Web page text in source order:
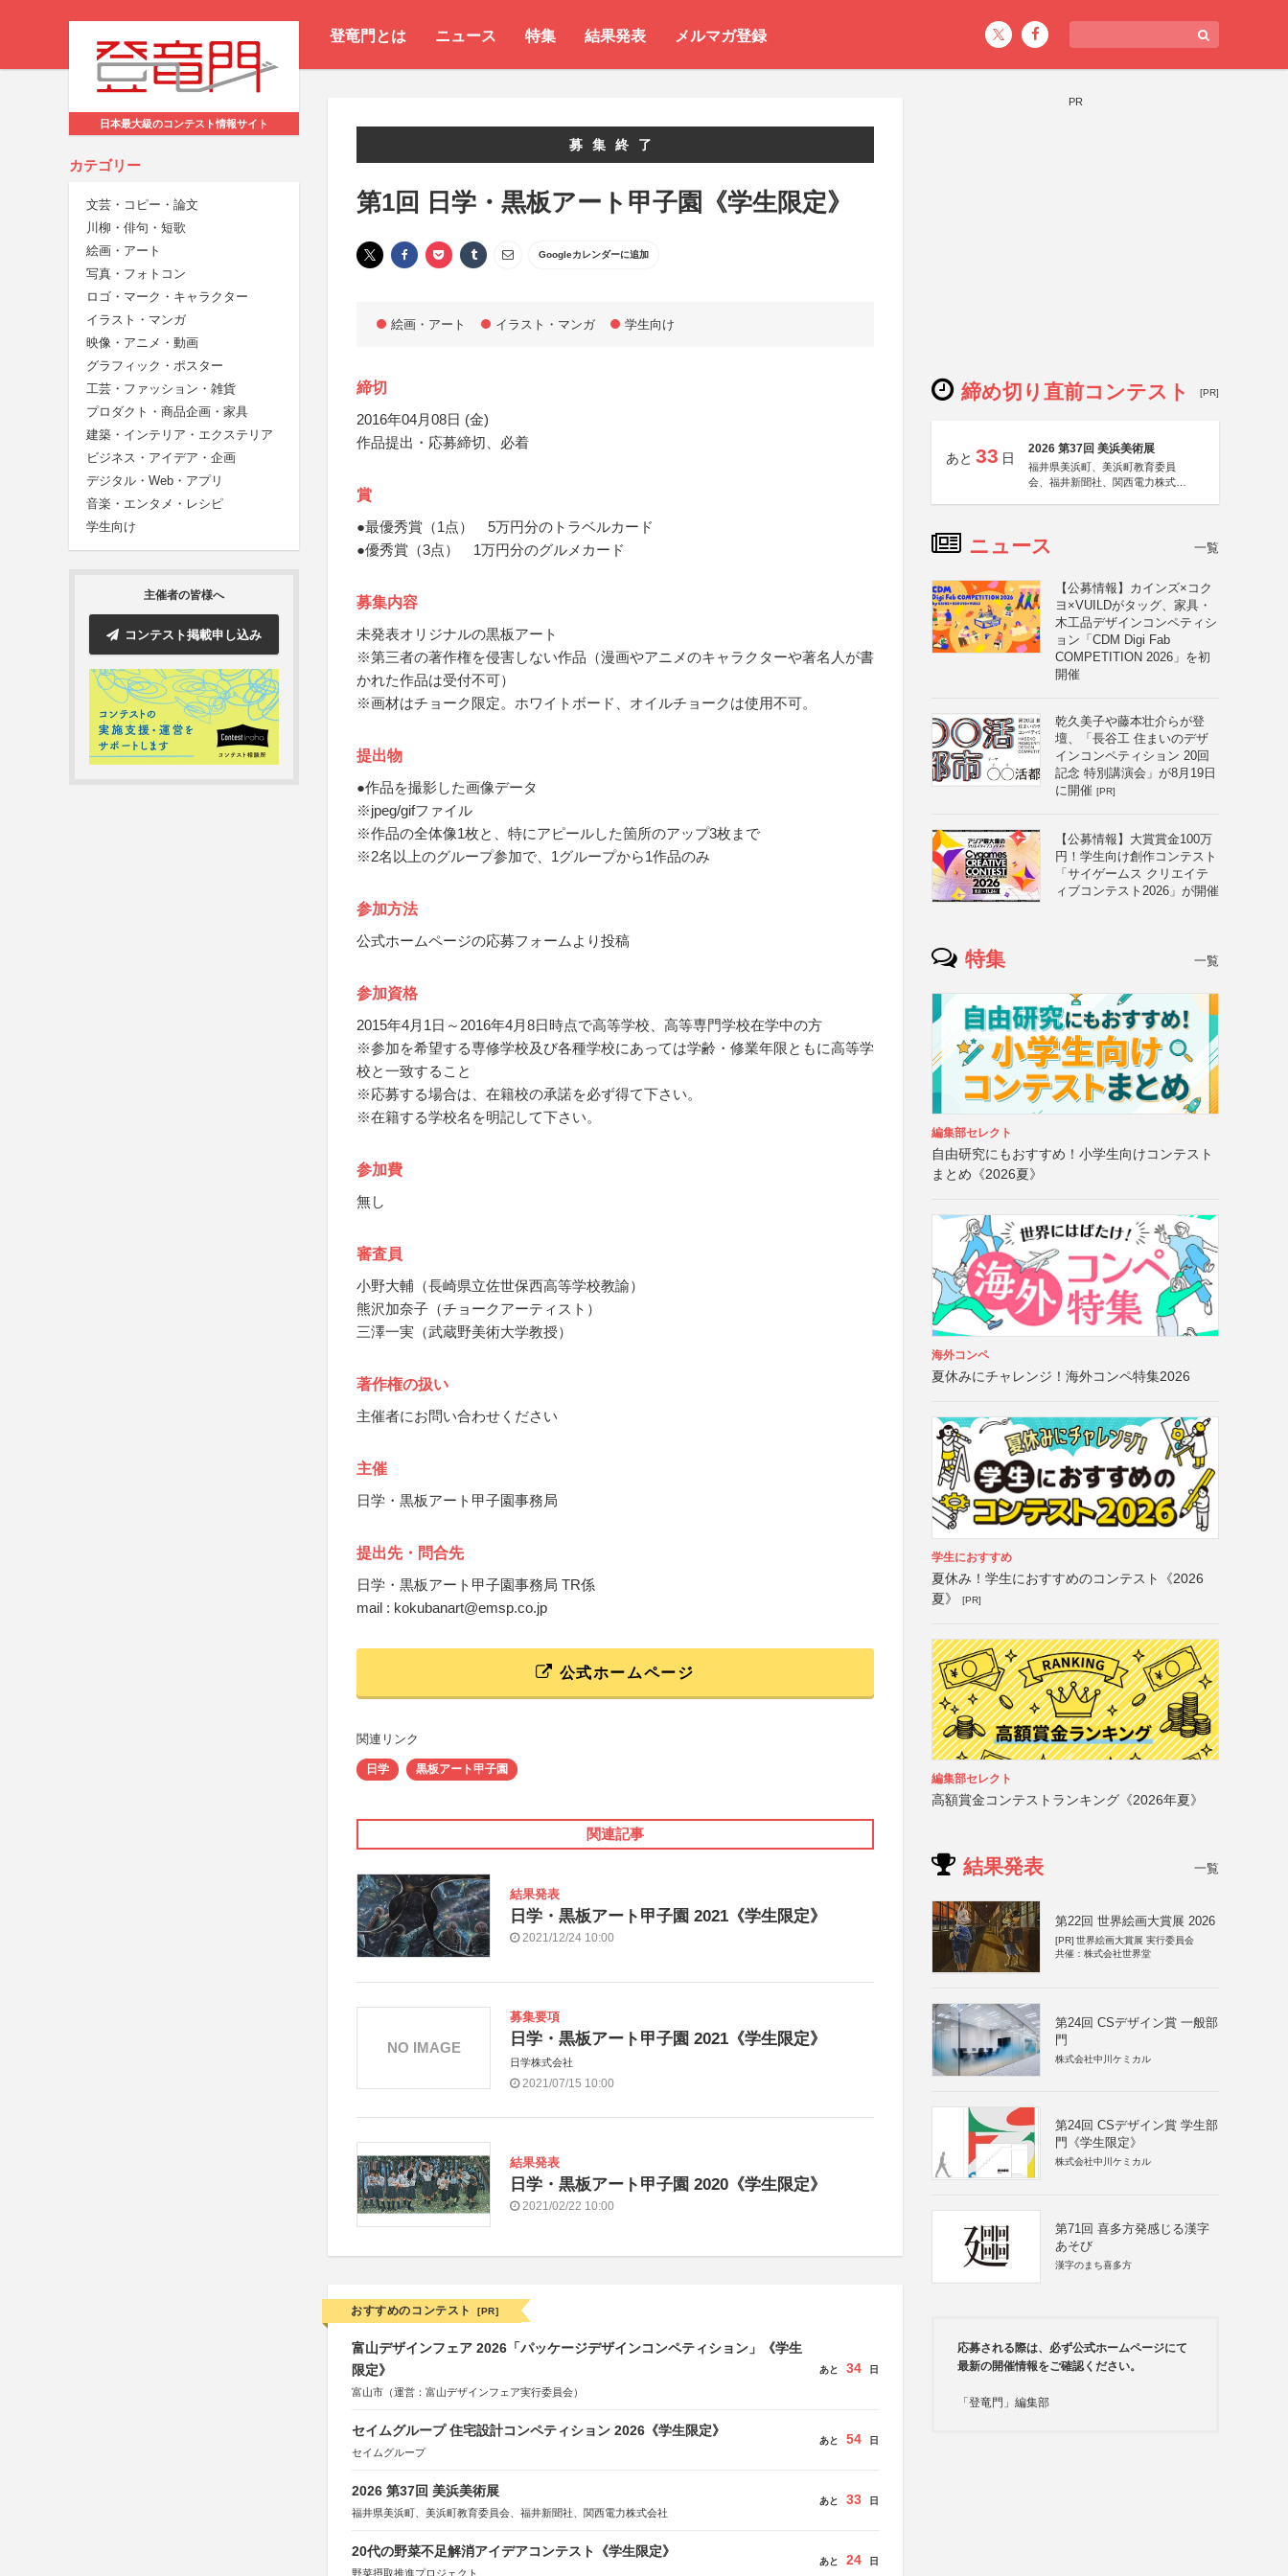
登竜門とは ニュース 特集 結果発表 メルマガ登録
日本最大級のコンテスト情報サイト
カテゴリー
文芸・コピー・論文
川柳・俳句・短歌
絵画・アート
写真・フォトコン
ロゴ・マーク・キャラクター
イラスト・マンガ
映像・アニメ・動画
グラフィック・ポスター
工芸・ファッション・雑貨
プロダクト・商品企画・家具
建築・インテリア・エクステリア
ビジネス・アイデア・企画
デジタル・Web・アプリ
音楽・エンタメ・レシピ
学生向け
主催者の皆様へ
コンテスト掲載申し込み
募集終了
第1回 日学・黒板アート甲子園《学生限定》
Googleカレンダーに追加
絵画・アート イラスト・マンガ 学生向け
締切
2016年04月08日 (金)
作品提出・応募締切、必着
賞
●最優秀賞（1点） 5万円分のトラベルカード
●優秀賞（3点） 1万円分のグルメカード
募集内容
未発表オリジナルの黒板アート
※第三者の著作権を侵害しない作品（漫画やアニメのキャラクターや著名人が書
かれた作品は受付不可）
※画材はチョーク限定。ホワイトボード、オイルチョークは使用不可。
提出物
●作品を撮影した画像データ
※jpeg/gifファイル
※作品の全体像1枚と、特にアピールした箇所のアップ3枚まで
※2名以上のグループ参加で、1グループから1作品のみ
参加方法
公式ホームページの応募フォームより投稿
参加資格
2015年4月1日～2016年4月8日時点で高等学校、高等専門学校在学中の方
※参加を希望する専修学校及び各種学校にあっては学齢・修業年限ともに高等学
校と一致すること
※応募する場合は、在籍校の承諾を必ず得て下さい。
※在籍する学校名を明記して下さい。
参加費
無し
審査員
小野大輔（長崎県立佐世保西高等学校教諭）
熊沢加奈子（チョークアーティスト）
三澤一実（武蔵野美術大学教授）
著作権の扱い
主催者にお問い合わせください
主催
日学・黒板アート甲子園事務局
提出先・問合先
日学・黒板アート甲子園事務局 TR係
mail : kokubanart@emsp.co.jp
公式ホームページ
関連リンク
日学 黒板アート甲子園
関連記事
結果発表
日学・黒板アート甲子園 2021《学生限定》
2021/12/24 10:00
募集要項
日学・黒板アート甲子園 2021《学生限定》
日学株式会社
2021/07/15 10:00
NO IMAGE
結果発表
日学・黒板アート甲子園 2020《学生限定》
2021/02/22 10:00
おすすめのコンテスト [PR]
富山デザインフェア 2026「パッケージデザインコンペティション」《学生
限定》
富山市（運営：富山デザインフェア実行委員会）
あと 34 日
セイムグループ 住宅設計コンペティション 2026《学生限定》
セイムグループ
あと 54 日
2026 第37回 美浜美術展
福井県美浜町、美浜町教育委員会、福井新聞社、関西電力株式会社
あと 33 日
20代の野菜不足解消アイデアコンテスト《学生限定》
野菜摂取推進プロジェクト
あと 24 日
PR
締め切り直前コンテスト [PR]
あと 33 日
2026 第37回 美浜美術展
福井県美浜町、美浜町教育委員
会、福井新聞社、関西電力株式会
ニュース 一覧
【公募情報】カインズ×コク
ヨ×VUILDがタッグ、家具・
木工品デザインコンペティシ
ョン「CDM Digi Fab
COMPETITION 2026」を初
開催
乾久美子や藤本壮介らが登
壇、「長谷工 住まいのデザ
インコンペティション 20回
記念 特別講演会」が8月19日
に開催 [PR]
【公募情報】大賞賞金100万
円！学生向け創作コンテスト
「サイゲームス クリエイテ
ィブコンテスト2026」が開催
特集 一覧
編集部セレクト
自由研究にもおすすめ！小学生向けコンテスト
まとめ《2026夏》
海外コンペ
夏休みにチャレンジ！海外コンペ特集2026
学生におすすめ
夏休み！学生におすすめのコンテスト《2026
夏》
[PR]
編集部セレクト
高額賞金コンテストランキング《2026年夏》
結果発表 一覧
第22回 世界絵画大賞展 2026
[PR] 世界絵画大賞展 実行委員会
共催：株式会社世界堂
第24回 CSデザイン賞 一般部
門
株式会社中川ケミカル
第24回 CSデザイン賞 学生部
門《学生限定》
株式会社中川ケミカル
第71回 喜多方発感じる漢字
あそび
漢字のまち喜多方
応募される際は、必ず公式ホームページにて
最新の開催情報をご確認ください。
「登竜門」編集部